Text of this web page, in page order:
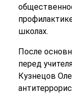
школах.
После
перед
Кузнецов